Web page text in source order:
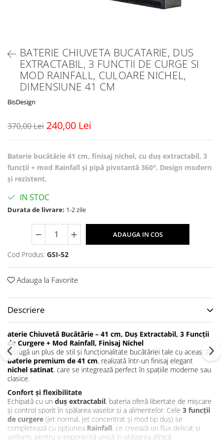
BATERIE CHIUVETA BUCATARIE, DUS
EXTRACTABIL, 3 FUNCTII DE CURGE SI
MOD RAINFALL, CULOARE NICHEL,
DIMENSIUNE 41 CM
BisDesign
370,00 Lei 240,00 Lei
Baterie bucătărie 41 cm, finisaj nichel, cu duș extractabil, 3
funcții + mod Rainfall și pipă pivotantă 360°. Design modern
și rezistent.
IN STOC
Durata de livrare: 1-2 zile
ADAUGA IN COS
Cod Produs: GSI-52
Adauga la Favorite
Descriere
aterie Chiuvetă Bucătărie – 41 cm, Duș Extractabil, 3 Funcții
de Curgere + Mod Rainfall, Finisaj Nichel
Adaugă un plus de stil și funcționalitate bucătăriei tale cu această
baterie premium de 41 cm, realizată într-un finisaj elegant
nichel satinat, care se integrează perfect în spațiile moderne sau
clasice.
Confort și flexibilitate
Echipată cu un duș extractabil, bateria oferă libertate de mișcare
și control sporit în spălarea vaselor și a alimentelor. Cele 3 funcții
de curgere (jet normal, jet concentrat și mod tip duș) se
completează cu opțiunea Rainfall, ce creează un flux delicat și
uniform, pentru o experiență unică în utilizarea zilnică.